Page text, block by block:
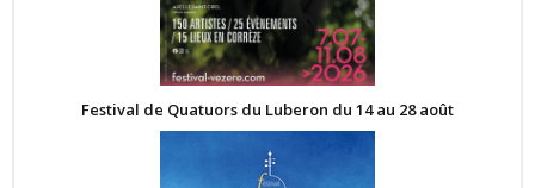
Festival de Quatuors du Luberon du 14 au 28 août